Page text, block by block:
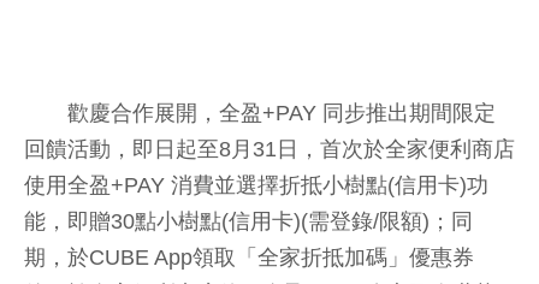
歡慶合作展開，全盈+PAY 同步推出期間限定
回饋活動，即日起至8月31日，首次於全家便利商店
使用全盈+PAY 消費並選擇折抵小樹點(信用卡)功
能，即贈30點小樹點(信用卡)(需登錄/限額)；同
期，於CUBE App領取「全家折抵加碼」優惠券